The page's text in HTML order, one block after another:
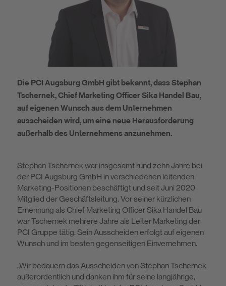
Nachhaltigkeit
Die PCI Augsburg GmbH gibt bekannt, dass Stephan
Tschernek, Chief Marketing Officer Sika Handel Bau,
auf eigenen Wunsch aus dem Unternehmen
ausscheiden wird, um eine neue Herausforderung
außerhalb des Unternehmens anzunehmen.
Stephan Tschernek war insgesamt rund zehn Jahre bei
der PCI Augsburg GmbH in verschiedenen leitenden
Marketing-Positionen beschäftigt und seit Juni 2020
Mitglied der Geschäftsleitung. Vor seiner kürzlichen
Ernennung als Chief Marketing Officer Sika Handel Bau
war Tschernek mehrere Jahre als Leiter Marketing der
PCI Gruppe tätig. Sein Ausscheiden erfolgt auf eigenen
Wunsch und im besten gegenseitigen Einvernehmen.
„Wir bedauern das Ausscheiden von Stephan Tschernek
außerordentlich und danken ihm für seine langjährige,